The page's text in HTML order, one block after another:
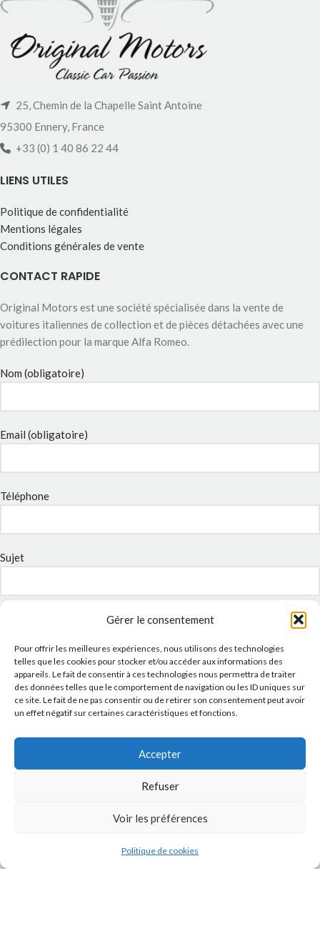
Gérer le consentement
Pour offrir les meilleures expériences, nous utilisons des technologies
telles que les cookies pour stocker et/ou accéder aux informations des
appareils. Le fait de consentir à ces technologies nous permettra de traiter
des données telles que le comportement de navigation ou les ID uniques sur
ce site. Le fait de ne pas consentir ou de retirer son consentement peut avoir
un effet négatif sur certaines caractéristiques et fonctions.
Accepter
Refuser
Voir les préférences
Politique de cookies
25, Chemin de la Chapelle Saint Antoine
95300 Ennery, France
+33 (0) 1 40 86 22 44
LIENS UTILES
Politique de confidentialité
Mentions légales
Conditions générales de vente
CONTACT RAPIDE
Original Motors est une société spécialisée dans la vente de
voitures italiennes de collection et de pièces détachées avec une
prédilection pour la marque Alfa Romeo.
Nom (obligatoire)
Email (obligatoire)
Téléphone
Sujet
Politique de confidentialité